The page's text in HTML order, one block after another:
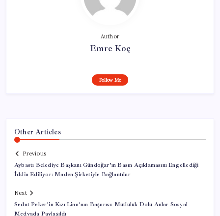
Author
Emre Koç
Follow Me
Other Articles
Previous
Aybastı Belediye Başkanı Gündoğar’ın Basın Açıklamasını Engellediği
İddia Ediliyor: Maden Şirketiyle Bağlantılar
Next
Sedat Peker’in Kızı Lina’nın Başarısı: Mutluluk Dolu Anlar Sosyal
Medyada Paylaşıldı